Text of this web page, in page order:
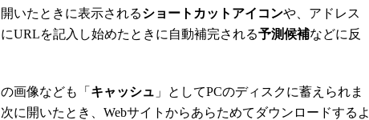
いたときに表示されるショートカットアイコンや、アドレス
URLを記入し始めたときに自動補完される予測候補などに反
画像なども「 キャッシュ 」としてPCのディスクに蓄えられま
に開いたとき、Webサイトからあらためてダウンロードするよ